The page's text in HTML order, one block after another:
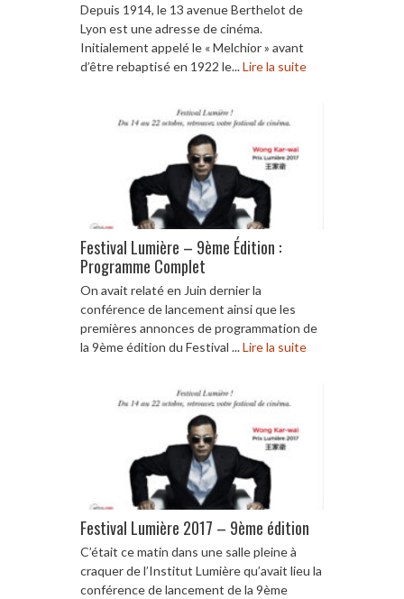
Depuis 1914, le 13 avenue Berthelot de
Lyon est une adresse de cinéma.
Initialement appelé le « Melchior » avant
d’être rebaptisé en 1922 le...Lire la suite
Festival Lumière – 9ème Édition :
Programme Complet
On avait relaté en Juin dernier la
conférence de lancement ainsi que les
premières annonces de programmation de
la 9ème édition du Festival ...Lire la suite
Festival Lumière 2017 – 9ème édition
C’était ce matin dans une salle pleine à
craquer de l’Institut Lumière qu’avait lieu la
conférence de lancement de la 9ème